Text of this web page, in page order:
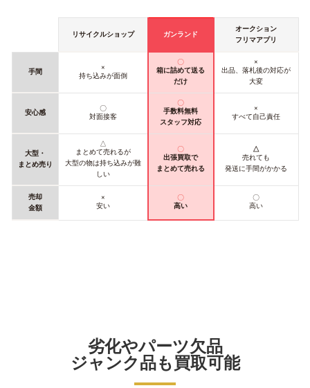
リサイクルショップ ガンランド
オークション
フリマアプリ
手間
×
持ち込みが面倒
〇
箱に詰めて送る
だけ
×
出品、落札後の対応が
大変
安心感
〇
対面接客
〇
手数料無料
スタッフ対応
×
すべて自己責任
大型・
まとめ売り
△
まとめて売れるが
大型の物は持ち込みが難
しい
〇
出張買取で
まとめて売れる
△
売れても
発送に手間がかかる
売却
金額
×
安い
〇
高い
〇
高い
劣化やパーツ欠品
ジャンク品も買取可能